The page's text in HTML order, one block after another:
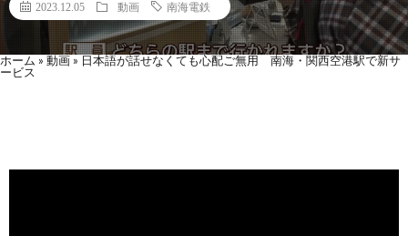
2023.12.05 動画 南海電鉄
ホーム » 動画 » 日本語が話せなくても心配ご無用 南海・関西空港駅で新サ
ービス